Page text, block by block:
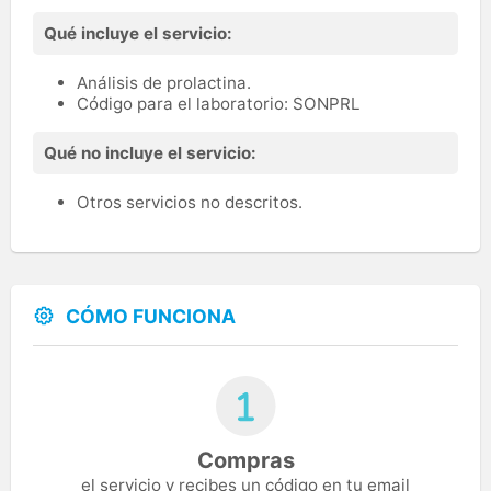
Qué incluye el servicio:
Análisis de prolactina.
Código para el laboratorio: SONPRL
Qué no incluye el servicio:
Otros servicios no descritos.
CÓMO FUNCIONA
Compras
el servicio y recibes un código en tu email